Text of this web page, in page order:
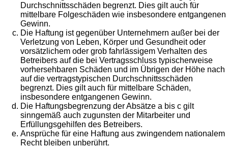
Durchschnittsschäden begrenzt. Dies gilt auch für
mittelbare Folgeschäden wie insbesondere entgangenen
Gewinn.
Die Haftung ist gegenüber Unternehmern außer bei der
Verletzung von Leben, Körper und Gesundheit oder
vorsätzlichem oder grob fahrlässigem Verhalten des
Betreibers auf die bei Vertragsschluss typischerweise
vorhersehbaren Schäden und im Übrigen der Höhe nach
auf die vertragstypischen Durchschnittsschäden
begrenzt. Dies gilt auch für mittelbare Schäden,
insbesondere entgangenen Gewinn.
Die Haftungsbegrenzung der Absätze a bis c gilt
sinngemäß auch zugunsten der Mitarbeiter und
Erfüllungsgehilfen des Betreibers.
Ansprüche für eine Haftung aus zwingendem nationalem
Recht bleiben unberührt.